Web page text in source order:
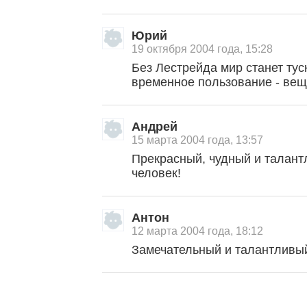
Юрий
19 октября 2004 года, 15:28
Без Лестрейда мир станет
временное пользование -
Андрей
15 марта 2004 года, 13:57
Прекрасный, чудный и
человек!
Антон
12 марта 2004 года, 18:12
Замечательный и